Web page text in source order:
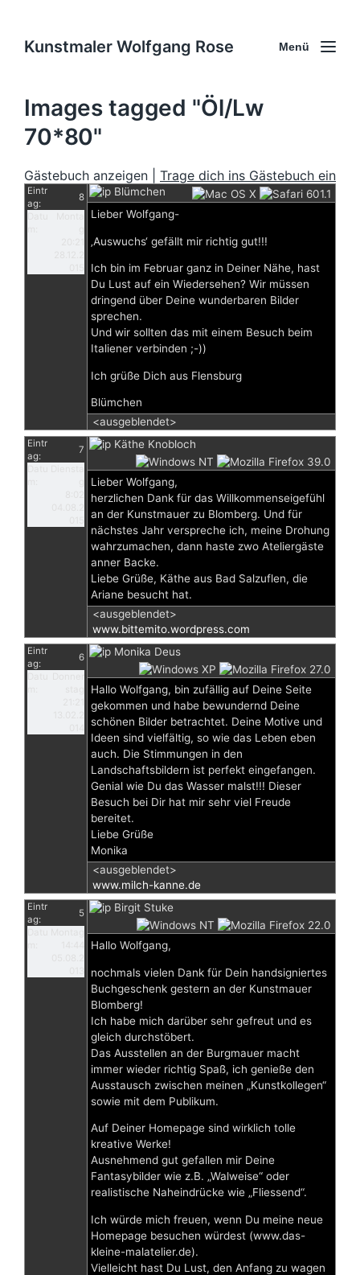
Kunstmaler Wolfgang Rose Menü
Images tagged "Öl/Lw
70*80"
Gästebuch anzeigen | Trage dich ins Gästebuch ein
Eintr
ag:
8
Blümchen
Lieber Wolfgang-
‚Auswuchs‘ gefällt mir richtig gut!!!
Ich bin im Februar ganz in Deiner Nähe, hast
Du Lust auf ein Wiedersehen? Wir müssen
dringend über Deine wunderbaren Bilder
sprechen.
Und wir sollten das mit einem Besuch beim
Italiener verbinden ;-))
Ich grüße Dich aus Flensburg
Blümchen
<ausgeblendet>
Eintr
ag:
7
Käthe Knobloch
Lieber Wolfgang,
herzlichen Dank für das Willkommenseigefühl
an der Kunstmauer zu Blomberg. Und für
nächstes Jahr verspreche ich, meine Drohung
wahrzumachen, dann haste zwo Ateliergäste
anner Backe.
Liebe Grüße, Käthe aus Bad Salzuflen, die
Ariane besucht hat.
<ausgeblendet>
www.bittemito.wordpress.com
Eintr
ag:
6
Monika Deus
Hallo Wolfgang, bin zufällig auf Deine Seite
gekommen und habe bewundernd Deine
schönen Bilder betrachtet. Deine Motive und
Ideen sind vielfältig, so wie das Leben eben
auch. Die Stimmungen in den
Landschaftsbildern ist perfekt eingefangen.
Genial wie Du das Wasser malst!!! Dieser
Besuch bei Dir hat mir sehr viel Freude
bereitet.
Liebe Grüße
Monika
<ausgeblendet>
www.milch-kanne.de
Eintr
ag:
5
Birgit Stuke
Hallo Wolfgang,
nochmals vielen Dank für Dein handsigniertes
Buchgeschenk gestern an der Kunstmauer
Blomberg!
Ich habe mich darüber sehr gefreut und es
gleich durchstöbert.
Das Ausstellen an der Burgmauer macht
immer wieder richtig Spaß, ich genieße den
Ausstausch zwischen meinen „Kunstkollegen“
sowie mit dem Publikum.
Auf Deiner Homepage sind wirklich tolle
kreative Werke!
Ausnehmend gut gefallen mir Deine
Fantasybilder wie z.B. „Walweise“ oder
realistische Naheindrücke wie „Fliessend“.
Ich würde mich freuen, wenn Du meine neue
Homepage besuchen würdest (www.das-
kleine-malatelier.de).
Vielleicht hast Du Lust, den Anfang zu wagen